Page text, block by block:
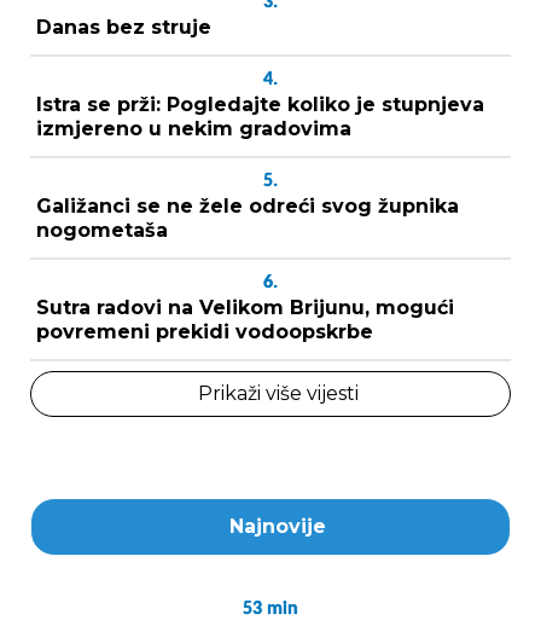
Danas bez struje
4.
Istra se prži: Pogledajte koliko je stupnjeva
izmjereno u nekim gradovima
5.
Galižanci se ne žele odreći svog župnika
nogometaša
6.
Sutra radovi na Velikom Brijunu, mogući
povremeni prekidi vodoopskrbe
Prikaži više vijesti
Najnovije
53 min